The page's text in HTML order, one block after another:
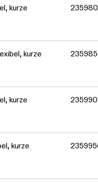
kurze
kurze
kurze
kurze